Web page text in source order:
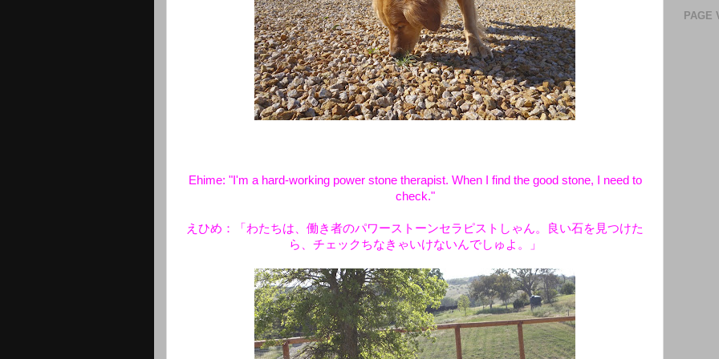
Ehime: "I'm a hard-working power stone therapist. When I find the good stone, I need to
check."
えひめ：「わたちは、働き者のパワーストーンセラピストしゃん。良い石を見つけた
ら、チェックちなきゃいけないんでしゅよ。」
PAGE